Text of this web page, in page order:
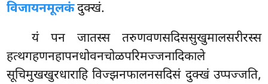
विजायनमूलकंदुक्खं.
यं पन जातस्स तरुणवणसदिससुखुमालसरीरस्स
हत्थगहणनहापनधोवनचोळपरिमज्जनादिकाले
सूचिमुखखुरधाराहि विज्झनफालनसदिसं दुक्खं उप्पज्जति,